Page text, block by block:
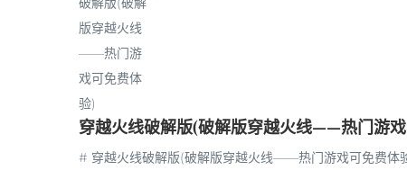
穿越火线破解版(破解版穿越火线——热门游
# 穿越火线破解版(破解版穿越火线——热门游戏可免费体